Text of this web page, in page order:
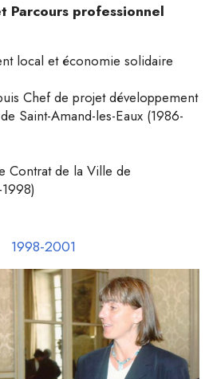
Parcours professionnel
local et économie solidaire
Chef de projet développement
Saint-Amand-les-Eaux (1986-
Contrat de la Ville de
1998-2001